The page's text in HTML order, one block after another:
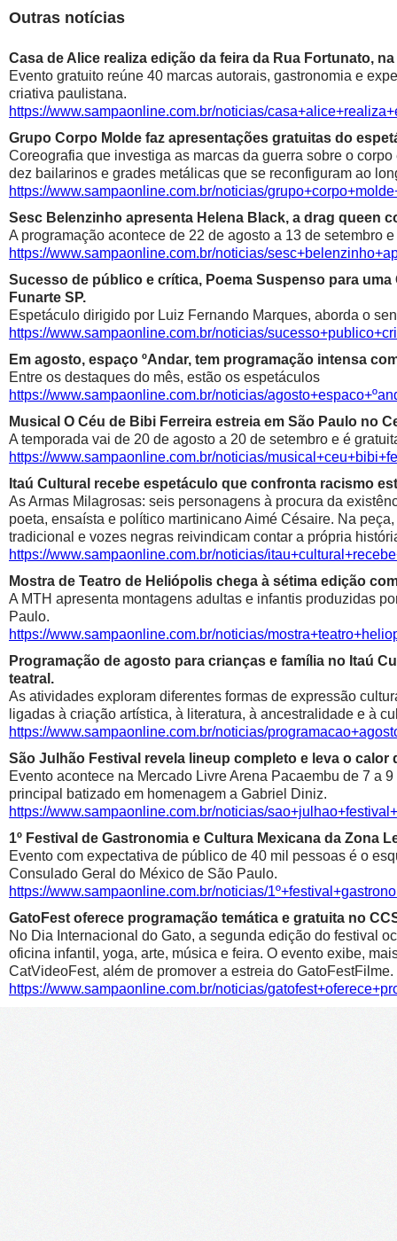
Outras notícias
Casa de Alice realiza edição da feira da Rua Fortunato,
Evento gratuito reúne 40 marcas autorais, gastronomia e
criativa paulistana.
https://www.sampaonline.com.br/noticias/
Grupo Corpo Molde faz apresentações gratuitas do
Coreografia que investiga as marcas da guerra sobre o
dez bailarinos e grades metálicas que se reconfiguram ao
https://www.sampaonline.com.br/noticias/
Sesc Belenzinho apresenta Helena Black, a drag queen
A programação acontece de 22 de agosto a 13 de setembro
https://www.sampaonline.com.br/noticias/
Sucesso de público e crítica, Poema Suspenso para
Funarte SP.
Espetáculo dirigido por Luiz Fernando Marques, aborda o
https://www.sampaonline.com.br/noticias/
Em agosto, espaço ºAndar, tem programação intensa
Entre os destaques do mês, estão os espetáculos
https://www.sampaonline.com.br/noticias/
Musical O Céu de Bibi Ferreira estreia em São Paulo no
A temporada vai de 20 de agosto a 20 de setembro e é
https://www.sampaonline.com.br/noticias/
Itaú Cultural recebe espetáculo que confronta racismo
As Armas Milagrosas: seis personagens à procura da
poeta, ensaísta e político martinicano Aimé Césaire. Na
tradicional e vozes negras reivindicam contar a própria
https://www.sampaonline.com.br/noticias/
Mostra de Teatro de Heliópolis chega à sétima edição
A MTH apresenta montagens adultas e infantis produzidas
Paulo.
https://www.sampaonline.com.br/noticias/
Programação de agosto para crianças e família no Itaú
teatral.
As atividades exploram diferentes formas de expressão
ligadas à criação artística, à literatura, à ancestralidade e à
https://www.sampaonline.com.br/noticias/
São Julhão Festival revela lineup completo e leva o calor
Evento acontece na Mercado Livre Arena Pacaembu de 7 a
principal batizado em homenagem a Gabriel Diniz.
https://www.sampaonline.com.br/noticias/
1º Festival de Gastronomia e Cultura Mexicana da Zona
Evento com expectativa de público de 40 mil pessoas é o
Consulado Geral do México de São Paulo.
https://www.sampaonline.com.br/noticias/
GatoFest oferece programação temática e gratuita no
No Dia Internacional do Gato, a segunda edição do festival
oficina infantil, yoga, arte, música e feira. O evento exibe,
CatVideoFest, além de promover a estreia do GatoFestFilme.
https://www.sampaonline.com.br/noticias/